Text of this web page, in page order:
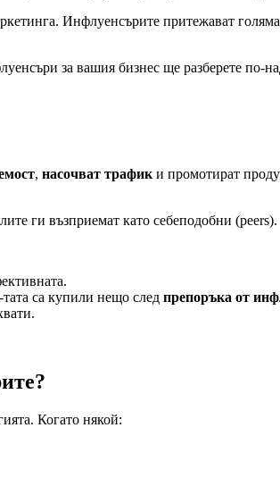
Инфлуенсърите притежават
за вашия бизнес ще разберете по-
, насочват трафик и промотират
ги възприемат като себеподобни (peers).
са купили нещо след препоръка от
Когато някой: